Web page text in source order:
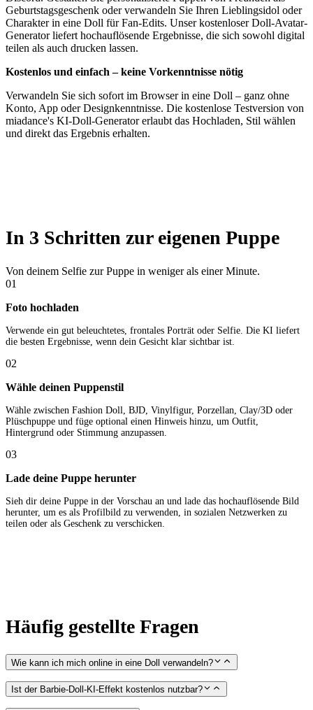
Geburtstagsgeschenk oder verwandeln Sie Ihren Lieblingsidol oder
Charakter in eine Doll für Fan-Edits. Unser kostenloser Doll-Avatar-
Generator liefert hochauflösende Ergebnisse, die sich sowohl digital
teilen als auch drucken lassen.
Kostenlos und einfach – keine Vorkenntnisse nötig
Verwandeln Sie sich sofort im Browser in eine Doll – ganz ohne
Konto, App oder Designkenntnisse. Die kostenlose Testversion von
miadance's KI-Doll-Generator erlaubt das Hochladen, Stil wählen
und direkt das Ergebnis erhalten.
In 3 Schritten zur eigenen Puppe
Von deinem Selfie zur Puppe in weniger als einer Minute.
01
Foto hochladen
Verwende ein gut beleuchtetes, frontales Porträt oder Selfie. Die KI liefert
die besten Ergebnisse, wenn dein Gesicht klar sichtbar ist.
02
Wähle deinen Puppenstil
Wähle zwischen Fashion Doll, BJD, Vinylfigur, Porzellan, Clay/3D oder
Plüschpuppe und füge optional einen Hinweis hinzu, um Outfit,
Hintergrund oder Stimmung anzupassen.
03
Lade deine Puppe herunter
Sieh dir deine Puppe in der Vorschau an und lade das hochauflösende Bild
herunter, um es als Profilbild zu verwenden, in sozialen Netzwerken zu
teilen oder als Geschenk zu verschicken.
Häufig gestellte Fragen
Wie kann ich mich online in eine Doll verwandeln?
Ist der Barbie-Doll-KI-Effekt kostenlos nutzbar?